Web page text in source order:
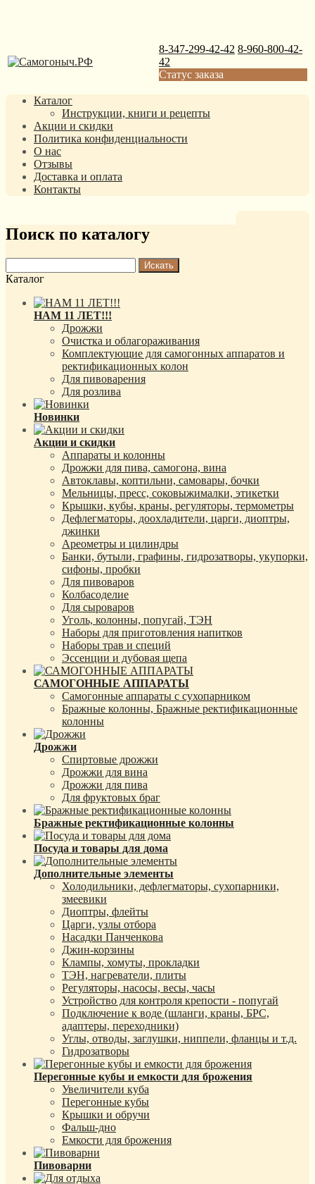
8-347-299-42-42 8-960-800-42-
42
Статус заказа
Каталог
Инструкции, книги и рецепты
Акции и скидки
Политика конфиденциальности
О нас
Отзывы
Доставка и оплата
Контакты
Поиск по каталогу
Каталог
НАМ 11 ЛЕТ!!!
Дрожжи
Очистка и облагораживания
Комплектующие для самогонных аппаратов и
ректификационных колон
Для пивоварения
Для розлива
Новинки
Акции и скидки
Аппараты и колонны
Дрожжи для пива, самогона, вина
Автоклавы, коптильни, самовары, бочки
Мельницы, пресс, соковыжималки, этикетки
Крышки, кубы, краны, регуляторы, термометры
Дефлегматоры, доохладители, царги, диоптры,
джинки
Ареометры и цилиндры
Банки, бутыли, графины, гидрозатворы, укупорки,
сифоны, пробки
Для пивоваров
Колбасоделие
Для сыроваров
Уголь, колонны, попугай, ТЭН
Наборы для приготовления напитков
Наборы трав и специй
Эссенции и дубовая щепа
САМОГОННЫЕ АППАРАТЫ
Самогонные аппараты с сухопарником
Бражные колонны, Бражные ректификационные
колонны
Дрожжи
Спиртовые дрожжи
Дрожжи для вина
Дрожжи для пива
Для фруктовых браг
Бражные ректификационные колонны
Посуда и товары для дома
Дополнительные элементы
Холодильники, дефлегматоры, сухопарники,
змеевики
Диоптры, флейты
Царги, узлы отбора
Насадки Панченкова
Джин-корзины
Клампы, хомуты, прокладки
ТЭН, нагреватели, плиты
Регуляторы, насосы, весы, часы
Устройство для контроля крепости - попугай
Подключение к воде (шланги, краны, БРС,
адаптеры, переходники)
Углы, отводы, заглушки, ниппели, фланцы и т.д.
Гидрозатворы
Перегонные кубы и емкости для брожения
Увеличители куба
Перегонные кубы
Крышки и обручи
Фальш-дно
Емкости для брожения
Пивоварни